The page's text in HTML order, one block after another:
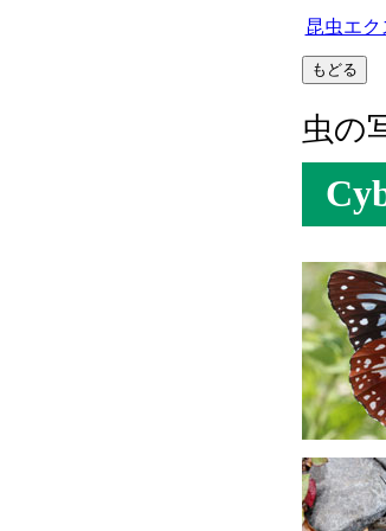
昆虫エク
虫の